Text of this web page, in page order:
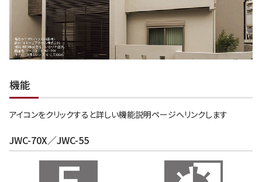
機能
アイコンをクリックすると詳しい機能説明ページへリンクします
JWC-70X／JWC-55